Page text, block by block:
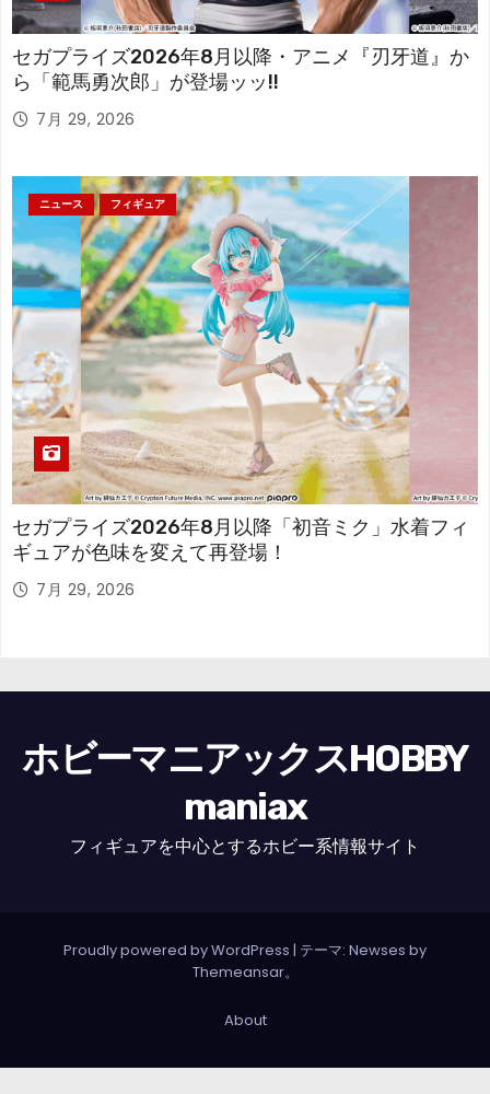
セガプライズ2026年8月以降・アニメ『刃牙道』か
ら「範馬勇次郎」が登場ッッ!!
7月 29, 2026
ニュース フィギュア
セガプライズ2026年8月以降「初音ミク」水着フィ
ギュアが色味を変えて再登場！
7月 29, 2026
ホビーマニアックスHOBBY
maniax
フィギュアを中心とするホビー系情報サイト
Proudly powered by WordPress | テーマ: Newses by
Themeansar。
About